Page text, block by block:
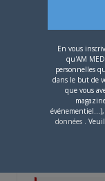
2
En vous
qu'AM
personnelles
dans le but de
que vous
événementiel...),
données .